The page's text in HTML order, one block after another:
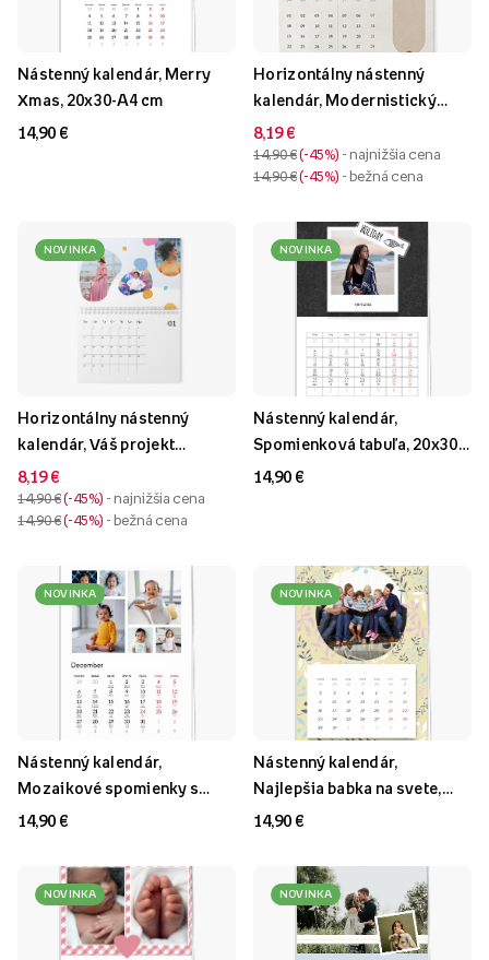
Nástenný kalendár, Merry
Xmas, 20x30-A4 cm
14,90 €
Horizontálny nástenný
kalendár, Modernistický
kalendár so špirálou vo
vnútri, 30x20-A4
8,19 €
14,90 € -45% - najnižšia cena
14,90 € -45% - bežná cena
NOVINKA
Horizontálny nástenný
kalendár, Váš projekt
kalendár so špirálou, 30x20-
A4
8,19 €
14,90 € -45% - najnižšia cena
14,90 € -45% - bežná cena
NOVINKA
Nástenný kalendár,
Spomienková tabuľa, 20x30-
A4 cm
14,90 €
NOVINKA
Nástenný kalendár,
Mozaikové spomienky s
menami, 20x30-A4 cm
14,90 €
NOVINKA
Nástenný kalendár,
Najlepšia babka na svete,
20x30-A4 cm
14,90 €
NOVINKA NOVINKA